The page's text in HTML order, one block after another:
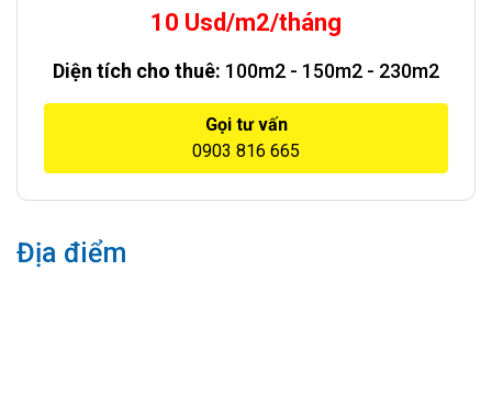
10 Usd/m2/tháng
Diện tích cho thuê: 100m2 - 150m2 - 230m2
Gọi tư vấn
0903 816 665
Địa điểm